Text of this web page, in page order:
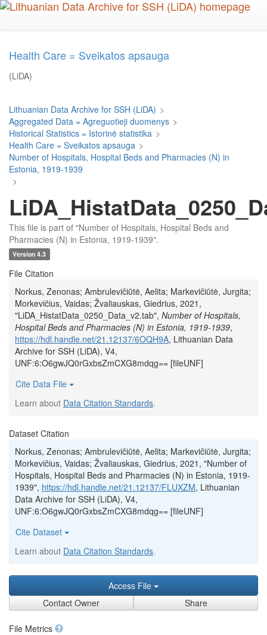
Skip
Health Care = Sveikatos apsauga
(LiDA)
Lithuanian Data Archive for SSH (LiDA) >
Aggregated Data = Agreguotieji duomenys >
Historical Statistics = Istorinė statistika >
Health Care = Sveikatos apsauga >
Number of Hospitals, Hospital Beds and Pharmacies (N) in
Estonia, 1919-1939
>
This file is part of "Number of Hospitals, Hospital Beds and
Pharmacies (N) in Estonia, 1919-1939".
Version 4.3
File Citation
Norkus, Zenonas; Ambrulevičiūtė, Aelita; Markevičiūtė, Jurgita;
Morkevičius, Vaidas; Žvaliauskas, Giedrius, 2021,
"LiDA_HistatData_0250_Data_v2.tab", Number of Hospitals,
Hospital Beds and Pharmacies (N) in Estonia, 1919-1939,
https://hdl.handle.net/21.12137/6OQH9A, Lithuanian Data
Archive for SSH (LiDA), V4,
UNF:6:O6gwJQ0rGxbsZmCXG8mdqg== [fileUNF]
Cite Data File
Learn about Data Citation Standards.
Dataset Citation
Norkus, Zenonas; Ambrulevičiūtė, Aelita; Markevičiūtė, Jurgita;
Morkevičius, Vaidas; Žvaliauskas, Giedrius, 2021, "Number of
Hospitals, Hospital Beds and Pharmacies (N) in Estonia, 1919-
1939", https://hdl.handle.net/21.12137/FLUXZM, Lithuanian
Data Archive for SSH (LiDA), V4,
UNF:6:O6gwJQ0rGxbsZmCXG8mdqg== [fileUNF]
Cite Dataset
Learn about Data Citation Standards.
Access File
Contact Owner
Share
File Metrics